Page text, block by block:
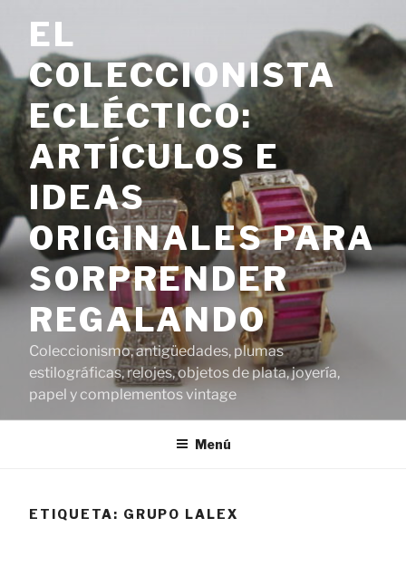
contenido
EL
COLECCIONISTA
ECLÉCTICO:
ARTÍCULOS E
IDEAS
ORIGINALES PARA
SORPRENDER
REGALANDO
Coleccionismo, antigüedades, plumas
estilográficas, relojes, objetos de plata, joyería,
papel y complementos vintage
Menú
ETIQUETA: GRUPO LALEX